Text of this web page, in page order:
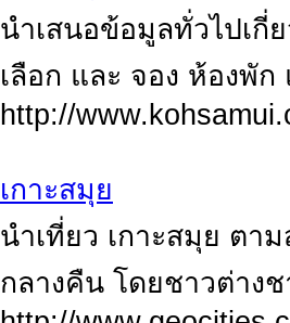
นำเสนอข้อมูลทั่วไปเกี่
เลือก และ จอง ห้องพั
http://
เกาะสมุย
นำเที่ยว เกาะสมุย ตา
กลางคืน โดยชาวต่าง